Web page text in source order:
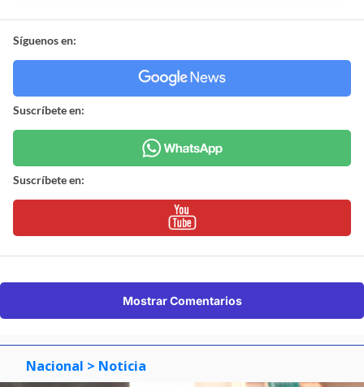
Síguenos en:
Suscríbete en:
Suscríbete en:
Mostrar Comentarios
Nacional > Noticia